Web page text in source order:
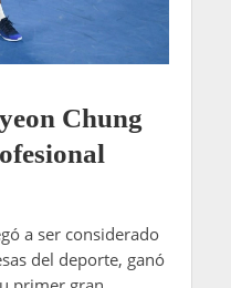
Chung
a ser considerado
del deporte, ganó